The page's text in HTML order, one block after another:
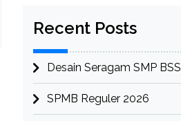
Recent Posts
Desain Seragam SMP BSS
SPMB Reguler 2026